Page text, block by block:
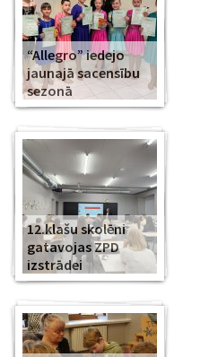
“Allegro” iedejo
jaunajā sacensību
sezonā
12.klašu skolēni
gatavojas ZPD
izstrādei